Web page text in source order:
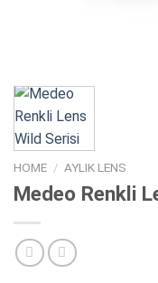
HOME / AYLIK LENS
Medeo Renkli